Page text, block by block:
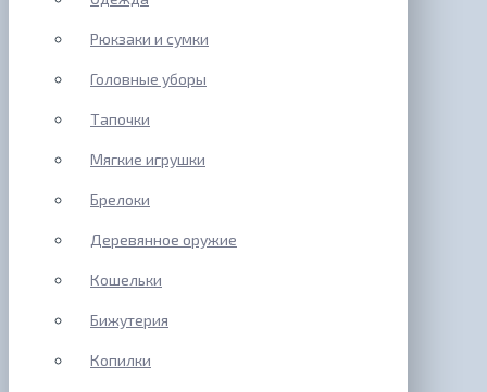
Рюкзаки и сумки
Головные уборы
Тапочки
Мягкие игрушки
Брелоки
Деревянное оружие
Кошельки
Бижутерия
Копилки